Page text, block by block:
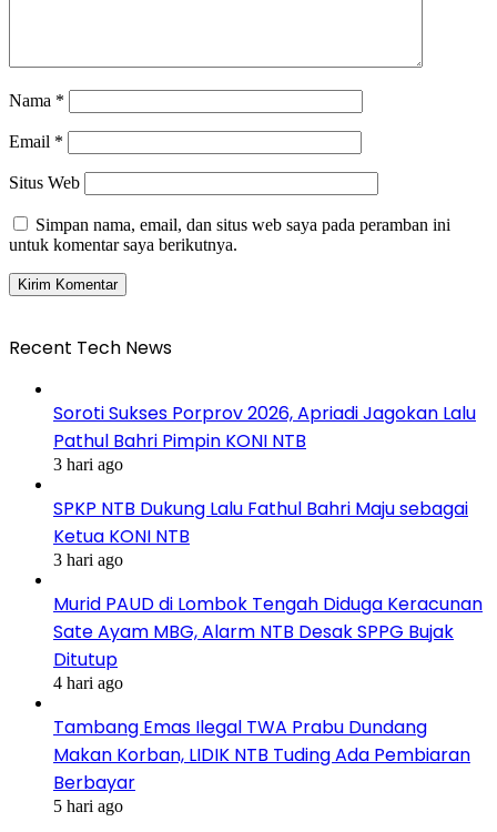
Nama *
Email *
Situs Web
Simpan nama, email, dan situs web saya pada peramban ini
untuk komentar saya berikutnya.
Recent Tech News
Soroti Sukses Porprov 2026, Apriadi Jagokan Lalu
Pathul Bahri Pimpin KONI NTB
3 hari ago
SPKP NTB Dukung Lalu Fathul Bahri Maju sebagai
Ketua KONI NTB
3 hari ago
Murid PAUD di Lombok Tengah Diduga Keracunan
Sate Ayam MBG, Alarm NTB Desak SPPG Bujak
Ditutup
4 hari ago
Tambang Emas Ilegal TWA Prabu Dundang
Makan Korban, LIDIK NTB Tuding Ada Pembiaran
Berbayar
5 hari ago